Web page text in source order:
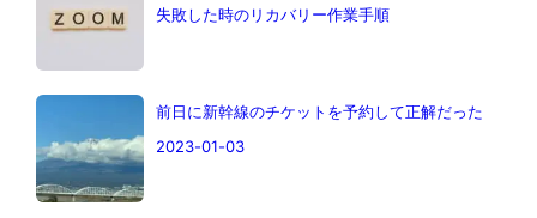
失敗した時のリカバリー作業手順
前日に新幹線のチケットを予約して正解だった
2023-01-03